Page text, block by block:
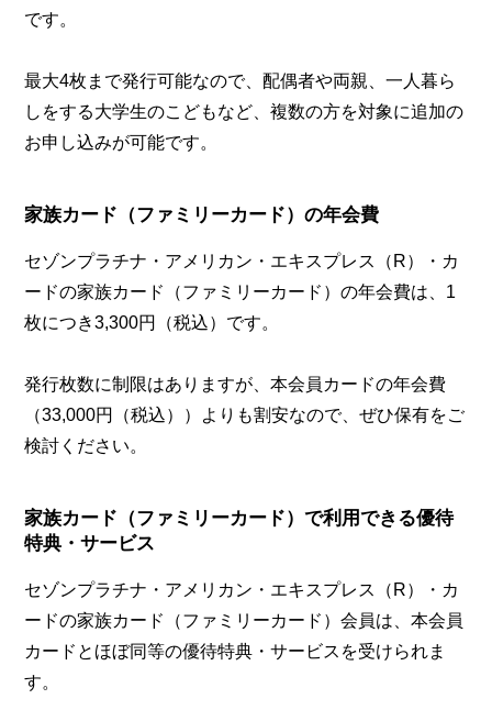
です。
最大4枚まで発行可能なので、配偶者や両親、一人暮ら
しをする大学生のこどもなど、複数の方を対象に追加の
お申し込みが可能です。
家族カード（ファミリーカード）の年会費
セゾンプラチナ・アメリカン・エキスプレス（R）・カ
ードの家族カード（ファミリーカード）の年会費は、1
枚につき3,300円（税込）です。
発行枚数に制限はありますが、本会員カードの年会費
（33,000円（税込））よりも割安なので、ぜひ保有をご
検討ください。
家族カード（ファミリーカード）で利用できる優待
特典・サービス
セゾンプラチナ・アメリカン・エキスプレス（R）・カ
ードの家族カード（ファミリーカード）会員は、本会員
カードとほぼ同等の優待特典・サービスを受けられま
す。